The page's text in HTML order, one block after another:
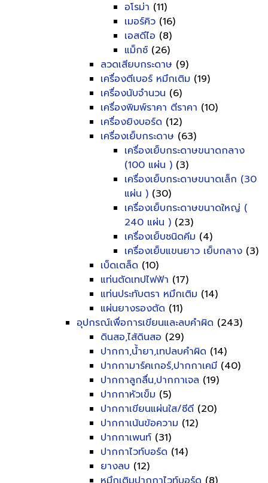
อโรม่า (11)
เมอร์คิว (16)
เอสดีไอ (8)
แม็กซ์ (26)
ลวดเสียบกระดาษ (9)
เครื่องตีเบอร์ หมึกเติม (19)
เครื่องนับจำนวน (6)
เครื่องพิมพ์ราคา ตีราคา (10)
เครื่องยิงบอร์ด (12)
เครื่องเย็บกระดาษ (63)
เครื่องเย็บกระดาษขนาดกลาง
(100 แผ่น ) (3)
เครื่องเย็บกระดาษขนาดเล็ก (30
แผ่น ) (30)
เครื่องเย็บกระดาษขนาดใหญ่ (
240 แผ่น ) (23)
เครื่องเย็บชนิดคีม (4)
เครื่องเย็บแขนยาว เย็บกลาง (3)
เบ็ดเตล็ด (10)
แท่นตัดเทปไฟฟ้า (17)
แท่นประทับตรา หมึกเติม (14)
แผ่นยางรองตัด (11)
อุปกรณ์เพื่อการเขียนและลบคำผิด (243)
ดินสอ,ไส้ดินสอ (29)
ปากกา,น้ำยา,เทปลบคำผิด (14)
ปากกามาร์คเกอร์,ปากกาเคมี (40)
ปากกาลูกลื่น,ปากกาเจล (19)
ปากกาหัวเข็ม (5)
ปากกาเขียนแผ่นใส/ซีดี (20)
ปากกาเน้นข้อความ (12)
ปากกาเพนท์ (31)
ปากกาไวท์บอร์ด (14)
ยางลบ (12)